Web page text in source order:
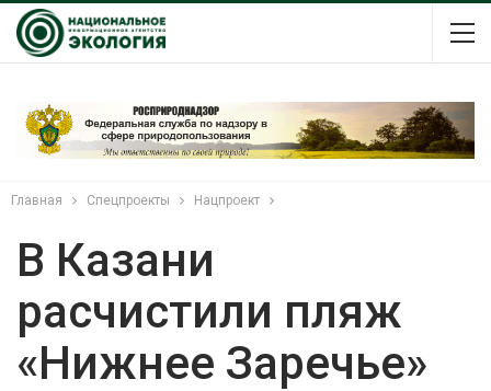
Главная Спецпроекты Нацпроект
В Казани
расчистили пляж
«Нижнее Заречье»